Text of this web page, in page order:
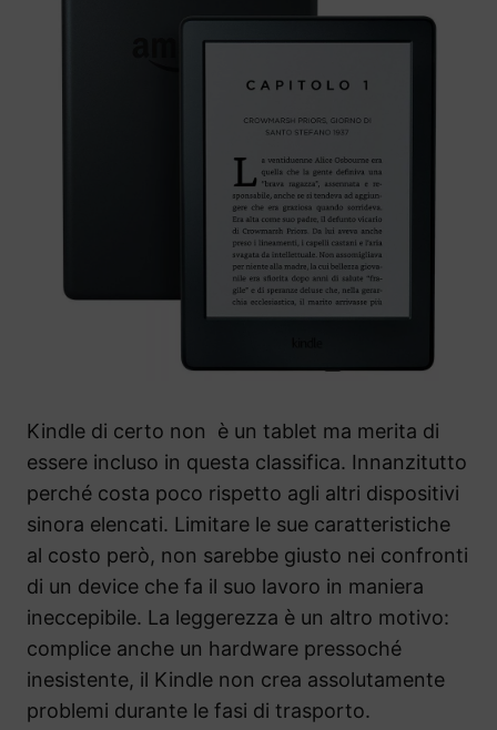
Kindle di certo non è un tablet ma merita di
essere incluso in questa classifica. Innanzitutto
perché costa poco rispetto agli altri dispositivi
sinora elencati. Limitare le sue caratteristiche
al costo però, non sarebbe giusto nei confronti
di un device che fa il suo lavoro in maniera
ineccepibile. La leggerezza è un altro motivo:
complice anche un hardware pressoché
inesistente, il Kindle non crea assolutamente
problemi durante le fasi di trasporto.